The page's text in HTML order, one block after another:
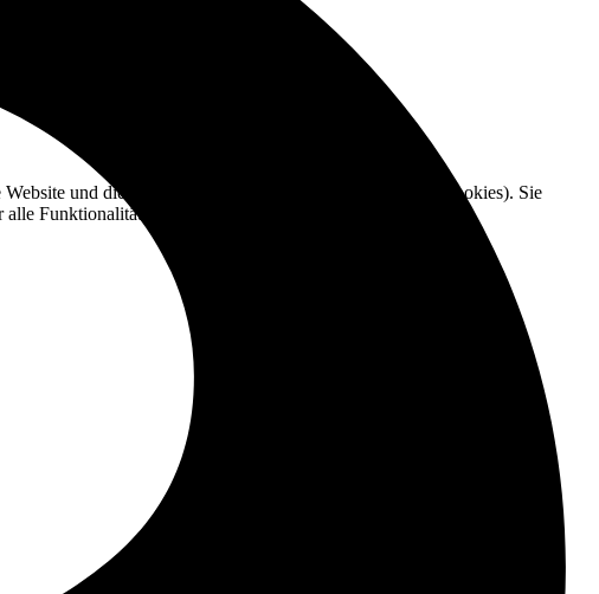
und die Nutzererfahrung zu verbessern (Tracking Cookies). Sie
Funktionalitäten der Seite zur Verfügung stehen.